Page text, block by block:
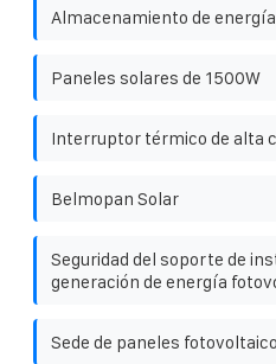
Almacenamiento de
Paneles solares de 1500W
Interruptor térmico de alta
Belmopan Solar
Seguridad del soporte de
generación de energía
Sede de paneles